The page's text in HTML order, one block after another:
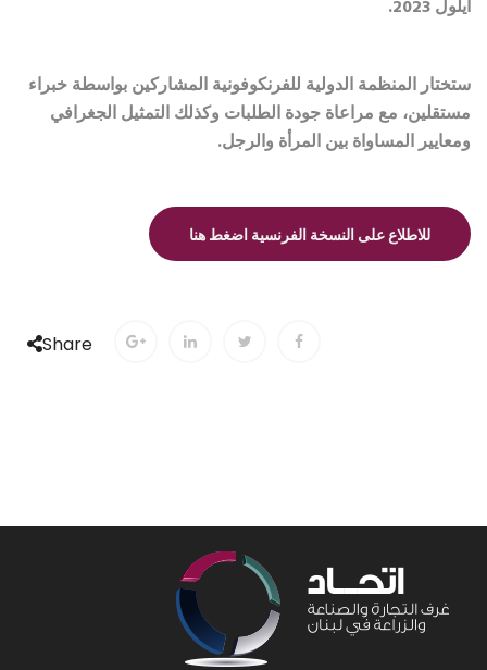
أيلول 2023.
ستختار المنظمة الدولية للفرنكوفونية المشاركين بواسطة خبراء
مستقلين، مع مراعاة جودة الطلبات وكذلك التمثيل الجغرافي
ومعايير المساواة بين المرأة والرجل.
للاطلاع على النسخة الفرنسية اضغط هنا
Share